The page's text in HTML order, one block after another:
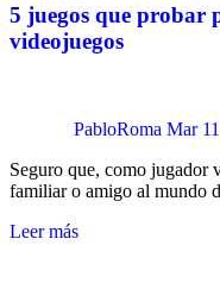
5 juegos que probar
videojuegos
PabloRoma Mar
Seguro que, como jugador
familiar o amigo al mundo
Leer más